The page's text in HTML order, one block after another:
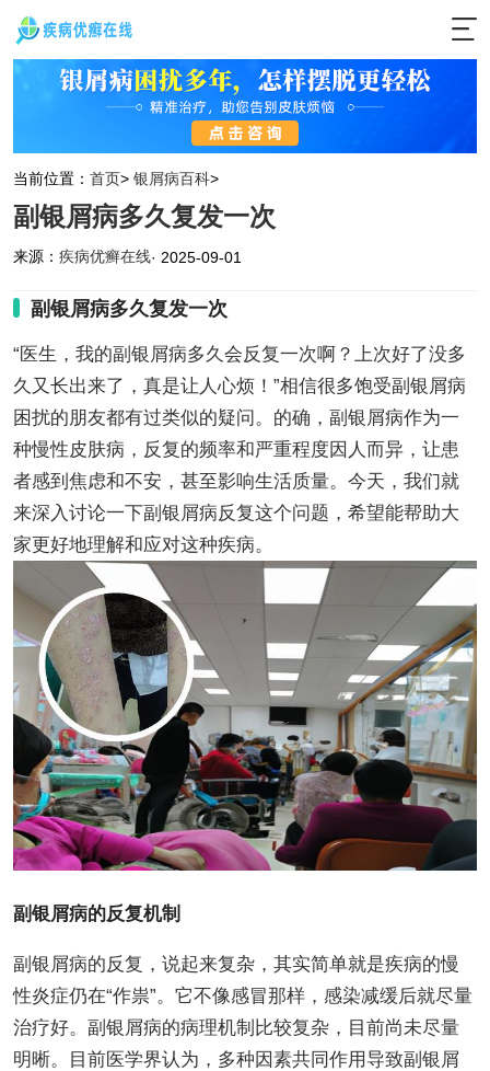
当前位置： 首页> 银屑病百科>
副银屑病多久复发一次
来源： 疾病优癣在线· 2025-09-01
副银屑病多久复发一次
“医生，我的副银屑病多久会反复一次啊？上次好了没多
久又长出来了，真是让人心烦！”相信很多饱受副银屑病
困扰的朋友都有过类似的疑问。的确，副银屑病作为一
种慢性皮肤病，反复的频率和严重程度因人而异，让患
者感到焦虑和不安，甚至影响生活质量。今天，我们就
来深入讨论一下副银屑病反复这个问题，希望能帮助大
家更好地理解和应对这种疾病。
副银屑病的反复机制
副银屑病的反复，说起来复杂，其实简单就是疾病的慢
性炎症仍在“作祟”。它不像感冒那样，感染减缓后就尽量
治疗好。副银屑病的病理机制比较复杂，目前尚未尽量
明晰。目前医学界认为，多种因素共同作用导致副银屑